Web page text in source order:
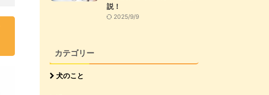
説！
2025/9/9
カテゴリー
犬のこと